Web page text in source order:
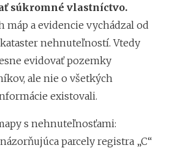
súkromné vlastníctvo.
máp a evidencie vychádzal od
nehnuteľností. Vtedy
evidovať pozemky
ale nie o všetkých
existovali.
s nehnuteľnosťami:
parcely registra „C“